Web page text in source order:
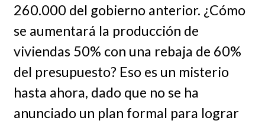
260.000 del gobierno anterior. ¿Cómo
se aumentará la producción de
viviendas 50% con una rebaja de 60%
del presupuesto? Eso es un misterio
hasta ahora, dado que no se ha
anunciado un plan formal para lograr